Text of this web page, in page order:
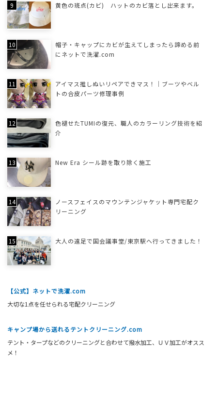
黄色の斑点(カビ) ハットのカビ落とし出来ます。
帽子・キャップにカビが生えてしまったら諦める前
にネットで洗濯.com
アイマス推しぬいリペアできマス！｜ブーツやベル
トの合皮パーツ修理事例
色褪せたTUMIの復元、職人のカラーリング技術を紹
介
New Era シール跡を取り除く施工
ノースフェイスのマウンテンジャケット専門宅配ク
リーニング
大人の遠足で国会議事堂/東京駅へ行ってきました！
【公式】ネットで洗濯.com
大切な1点を任せられる宅配クリーニング
キャンプ場から送れるテントクリーニング.com
テント・タープなどのクリーニングと合わせて撥水加工、ＵＶ加工がオスス
メ！